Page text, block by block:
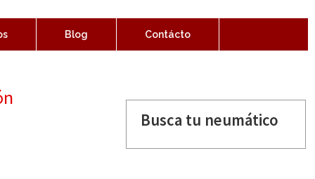
Blog Contácto
Busca tu neumático